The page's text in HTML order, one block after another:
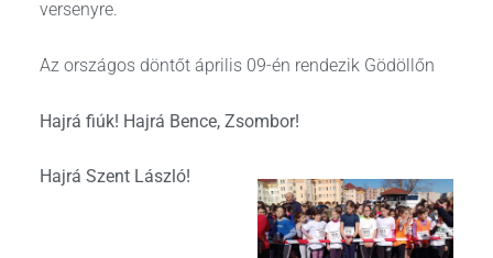
versenyre.
Az országos döntőt április 09-én rendezik Gödöllőn
Hajrá fiúk! Hajrá Bence, Zsombor!
Hajrá Szent László!